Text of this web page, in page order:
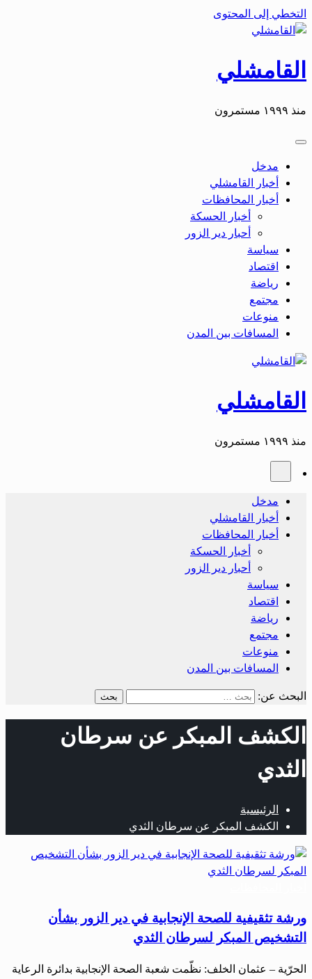
التخطي إلى المحتوى
القامشلي
منذ ١٩٩٩ مستمرون
مدخل
أخبار القامشلي
أخبار المحافظات
أخبار الحسكة
أحبار دير الزور
سياسة
اقتصاد
رياضة
مجتمع
منوعات
المسافات بين المدن
القامشلي
منذ ١٩٩٩ مستمرون
مدخل
أخبار القامشلي
أخبار المحافظات
أخبار الحسكة
أحبار دير الزور
سياسة
اقتصاد
رياضة
مجتمع
منوعات
المسافات بين المدن
البحث عن:
الكشف المبكر عن سرطان
الثدي
الرئيسية
الكشف المبكر عن سرطان الثدي
ورشة تثقيفية للصحة الإنجابية في دير الزور بشأن
التشخيص المبكر لسرطان الثدي
الحرّية – عثمان الخلف: نظّمت شعبة الصحة الإنجابية بدائرة الرعاية